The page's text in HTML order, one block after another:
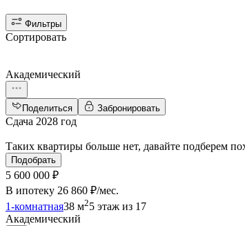
Фильтры
Сортировать
Академический
Поделиться Забронировать
Сдача 2028 год
Таких квартиры больше нет, давайте подберем
Подобрать
5 600 000 ₽
В ипотеку 26 860 ₽/мес.
1-комнатная38 м25 этаж из 17
Академический